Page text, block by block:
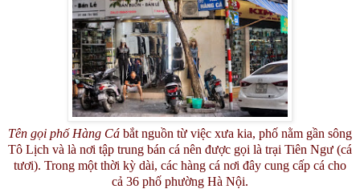
Tên gọi phố Hàng Cá bắt nguồn từ việc xưa kia, phố nằm gần sông
Tô Lịch và là nơi tập trung bán cá nên được gọi là trại Tiên Ngư (cá
tươi). Trong một thời kỳ dài, các hàng cá nơi đây cung cấp cá cho
cả 36 phố phường Hà Nội.